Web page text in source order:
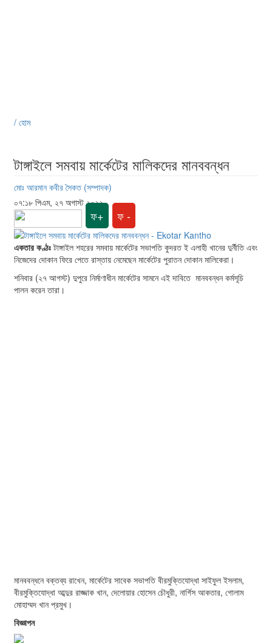
/ হোম
টাঙ্গাইলে সমবায় মার্কেটের মালিকদের মানববন্ধন
মোঃ আরমান কবীর সৈকত (সম্পাদক)
০৭:১৮ পিএম, ২৭ অগাস্ট ২০২২
ফ+ ফ -
একতার কণ্ঠঃটাঙ্গাইল শহরের সমবায় মার্কেটের সভাপতি কুদরত ই এলাহী খানের দুর্নীতি এবং
নিজেদের দোকান ফিরে পেতে রাস্তায় নেমেছেন মার্কেটের পুরাতন দোকান মালিকেরা।
শনিবার (২৭ আগস্ট) দুপুরে নির্মাণাধীন মার্কেটের সামনে এই দাবিতে মানববন্ধন কর্মসূচি
পালন করেন তারা।
মানববন্ধনে বক্তব্য রাখেন, মার্কেটের সাবেক সভাপতি বীরমুক্তিযোদ্ধা সাইফুল ইসলাম,
বীরমুক্তিযোদ্ধা আব্দুর রাজ্জাক খান, দেলোয়ার হোসেন চৌধুরী, নার্গিস আকতার, গোলাম
মোহাম্মদ খান প্রমুখ।
বিজ্ঞাপন